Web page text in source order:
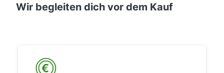
Wir begleiten dich vor dem Kauf